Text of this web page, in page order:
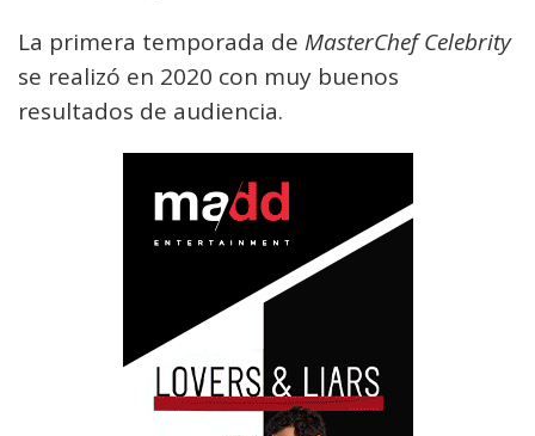
La primera temporada de MasterChef Celebrity
se realizó en 2020 con muy buenos
resultados de audiencia.